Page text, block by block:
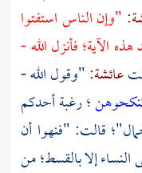
"وإن الناس استفتوا
الآية؛ فأنزل الله -
عائشة:"وقول الله -
؛ رغبة أحدكم
قالت: "فنهوا أن
النساء إلا بالقسط؛ من